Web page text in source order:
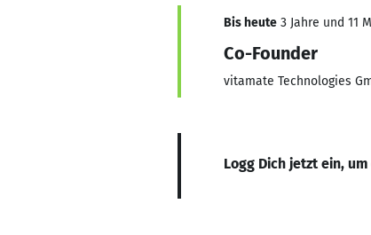
Bis heute 3 Jahre und 11
Co-Founder
vitamate Technologies
Logg Dich jetzt ein,